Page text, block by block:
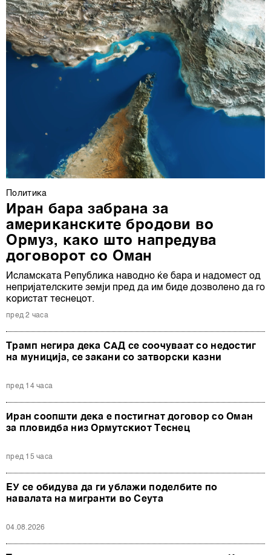
Политика
Иран бара забрана за
американските бродови во
Ормуз, како што напредува
договорот со Оман
Исламската Република наводно ќе бара и надомест од
непријателските земји пред да им биде дозволено да го
користат теснецот.
пред 2 часа
Трамп негира дека САД се соочуваат со недостиг
на муниција, се закани со затворски казни
пред 14 часа
Иран соопшти дека е постигнат договор со Оман
за пловидба низ Ормутскиот Теснец
пред 15 часа
ЕУ се обидува да ги ублажи поделбите по
навалата на мигранти во Сеута
04.08.2026